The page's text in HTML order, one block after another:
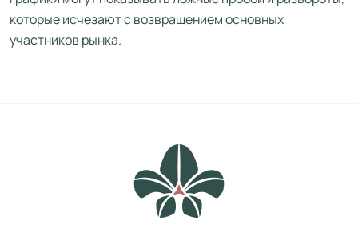
которые исчезают с возвращением основных
участников рынка.